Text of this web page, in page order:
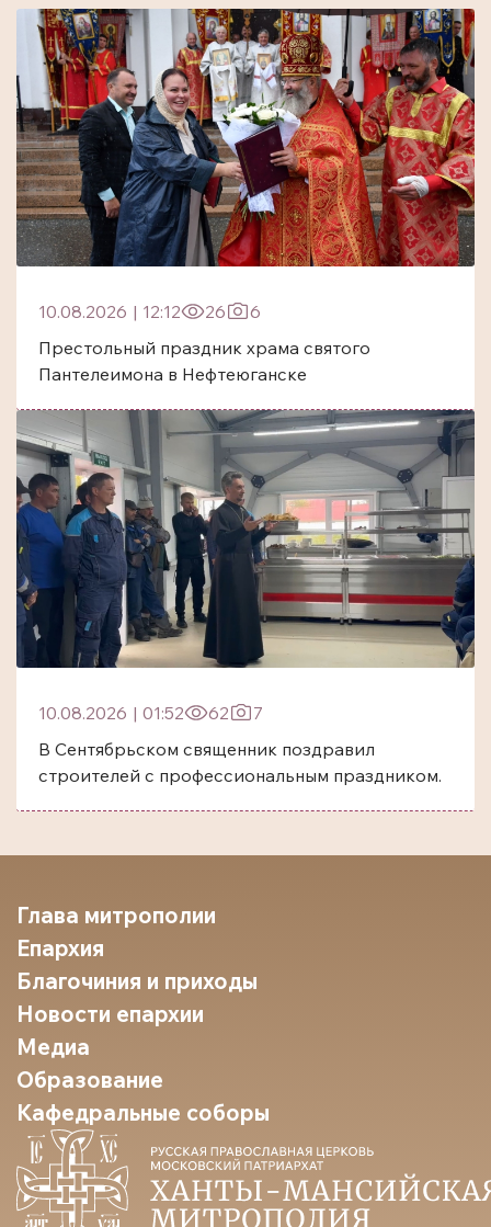
10.08.2026 | 12:12 26
6
Престольный праздник храма святого
Пантелеимона в Нефтеюганске
10.08.2026 | 01:52 62
7
В Сентябрьском священник поздравил
строителей с профессиональным праздником.
Глава митрополии
Епархия
Благочиния и приходы
Новости епархии
Медиа
Образование
Кафедральные соборы